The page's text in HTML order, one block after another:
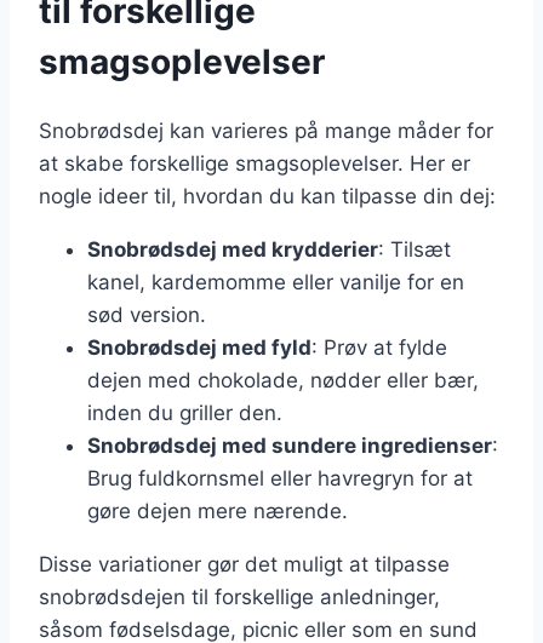
til forskellige
smagsoplevelser
Snobrødsdej kan varieres på mange måder for
at skabe forskellige smagsoplevelser. Her er
nogle ideer til, hvordan du kan tilpasse din dej:
Snobrødsdej med krydderier: Tilsæt
kanel, kardemomme eller vanilje for en
sød version.
Snobrødsdej med fyld: Prøv at fylde
dejen med chokolade, nødder eller bær,
inden du griller den.
Snobrødsdej med sundere ingredienser:
Brug fuldkornsmel eller havregryn for at
gøre dejen mere nærende.
Disse variationer gør det muligt at tilpasse
snobrødsdejen til forskellige anledninger,
såsom fødselsdage, picnic eller som en sund